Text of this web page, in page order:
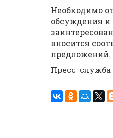
Необходимо
обсуждения и
вносится
предложений.
Пресс